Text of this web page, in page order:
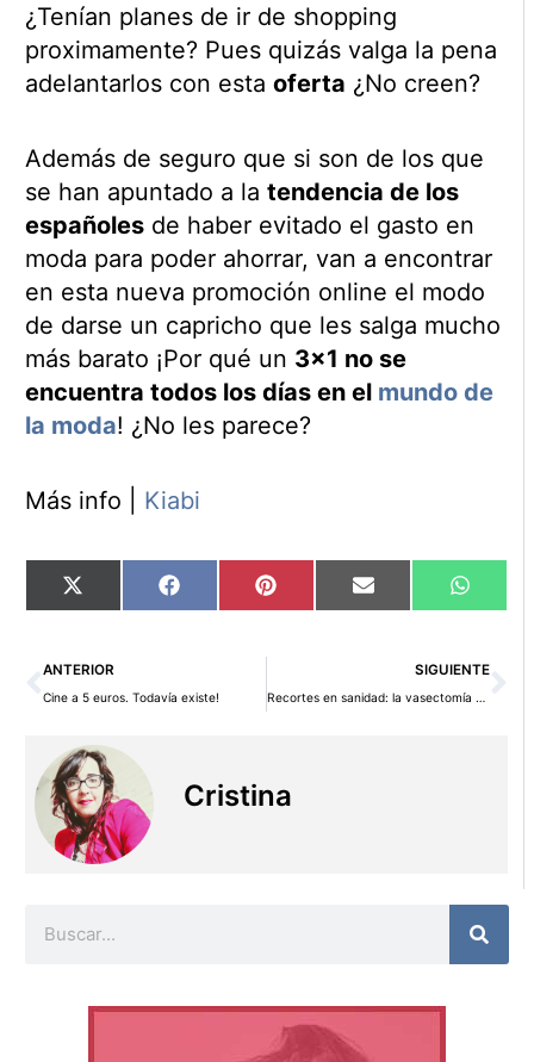
¿Tenían planes de ir de shopping
proximamente? Pues quizás valga la pena
adelantarlos con esta oferta ¿No creen?
Además de seguro que si son de los que
se han apuntado a la tendencia de los
españolesde haber evitado el gasto en
moda para poder ahorrar, van a encontrar
en esta nueva promoción online el modo
de darse un capricho que les salga mucho
más barato ¡Por qué un 3×1 no se
encuentra todos los días en el mundo de
la moda! ¿No les parece?
Más info | Kiabi
Compartir
en
X
(Twitter)
Compartir
en
Facebook Compartir
en
Pinterest Compartir
en
Email
en
Ant
ANTERIOR
Cine a 5 euros. Todavía existe!
SIGUIENTE
Recortes en sanidad: la vasectomía deja de ser gratis
Cristina